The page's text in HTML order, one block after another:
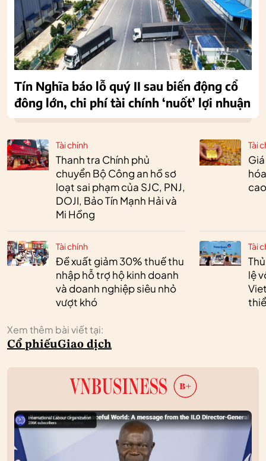
Tài chính
Thanh tra Chính phủ
chuyển Bộ Công an hồ sơ
loạt sai phạm của SJC, PNJ,
DOJI, Bảo Tín Mạnh Hải và
Mi Hồng
Tài chính
Đề xuất giảm 30% thuế thu
nhập hỗ trợ hộ kinh doanh
và doanh nghiệp siêu nhỏ
vượt khó
Tài
Tài
lệ
Xem thêm bài viết tại:
Cổ phiếuGiao dịch
Tín Nghĩa báo lỗ quý II sau biến động cổ
đông lớn, chi phí tài chính ‘nuốt’ lợi nhuận